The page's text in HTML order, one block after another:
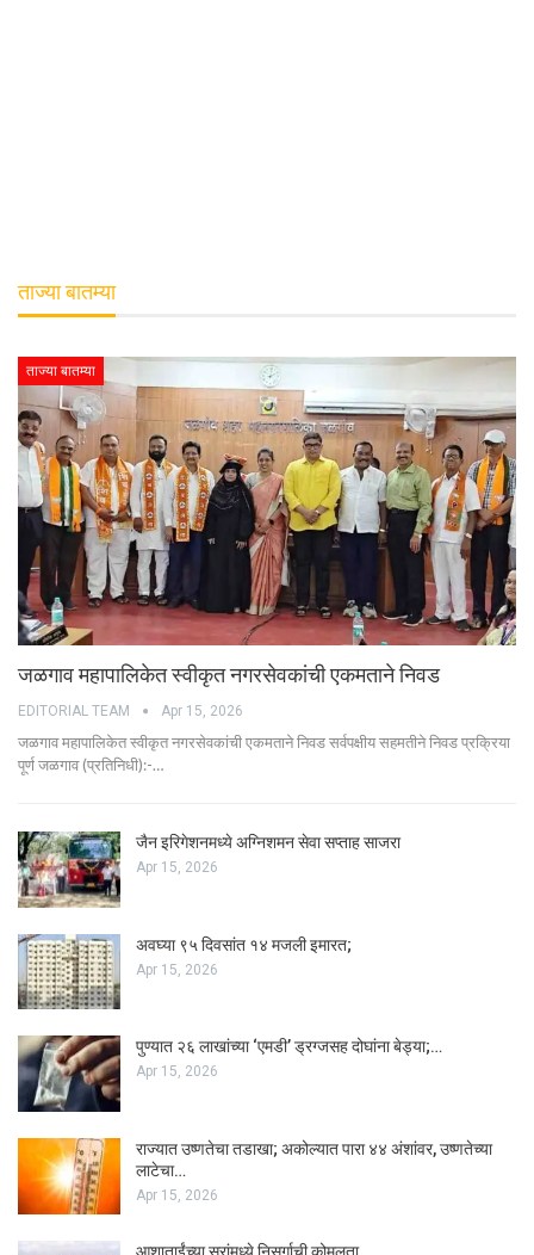
ताज्या बातम्या
ताज्या बातम्या
जळगाव महापालिकेत स्वीकृत नगरसेवकांची एकमताने निवड
EDITORIAL TEAM Apr 15, 2026
जळगाव महापालिकेत स्वीकृत नगरसेवकांची एकमताने निवड सर्वपक्षीय सहमतीने निवड प्रक्रिया
पूर्ण जळगाव (प्रतिनिधी):-…
जैन इरिगेशनमध्ये अग्निशमन सेवा सप्ताह साजरा
Apr 15, 2026
अवघ्या ९५ दिवसांत १४ मजली इमारत;
Apr 15, 2026
पुण्यात २६ लाखांच्या ‘एमडी’ ड्रग्जसह दोघांना बेड्या;…
Apr 15, 2026
राज्यात उष्णतेचा तडाखा; अकोल्यात पारा ४४ अंशांवर, उष्णतेच्या
लाटेचा…
Apr 15, 2026
आशाताईंच्या सुरांमध्ये निसर्गाची कोमलता